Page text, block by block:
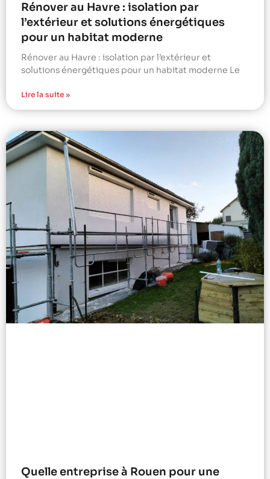
Rénover au Havre : isolation par
l’extérieur et solutions énergétiques
pour un habitat moderne
Rénover au Havre : isolation par l’extérieur et
solutions énergétiques pour un habitat moderne Le
Lire la suite »
Quelle entreprise à Rouen pour une